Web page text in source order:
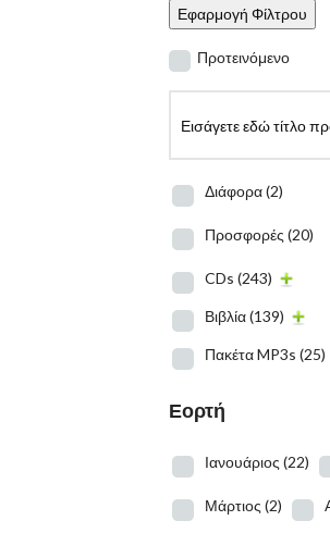
Εφαρμογή Φίλτρου
Προτεινόμενο
Διάφορα(2)
Προσφορές (20)
CDs (243)
Βιβλία(139)
Πακέτα MP3s (25)
Εορτή
Ιανουάριος (22)
Μάρτιος (2)